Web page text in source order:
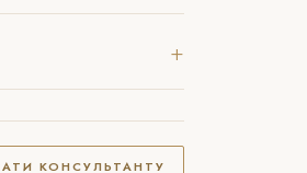
+
КОНСУЛЬТАНТУ